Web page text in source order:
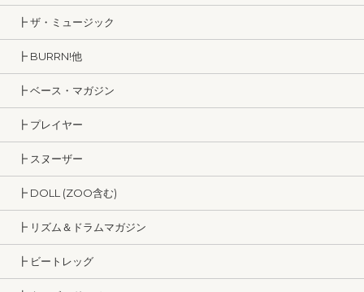
┣ ザ・ミュージック
┣ BURRN!他
┣ ベース・マガジン
┣ プレイヤー
┣ スヌーザー
┣ DOLL (ZOO含む)
┣ リズム＆ドラムマガジン
┣ ビートレッグ